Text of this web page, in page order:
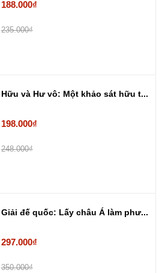
188.000₫
235.000₫
Hữu và Hư vô: Một khảo sát hữu t...
198.000₫
248.000₫
Giải đế quốc: Lấy châu Á làm phư...
297.000₫
350.000₫